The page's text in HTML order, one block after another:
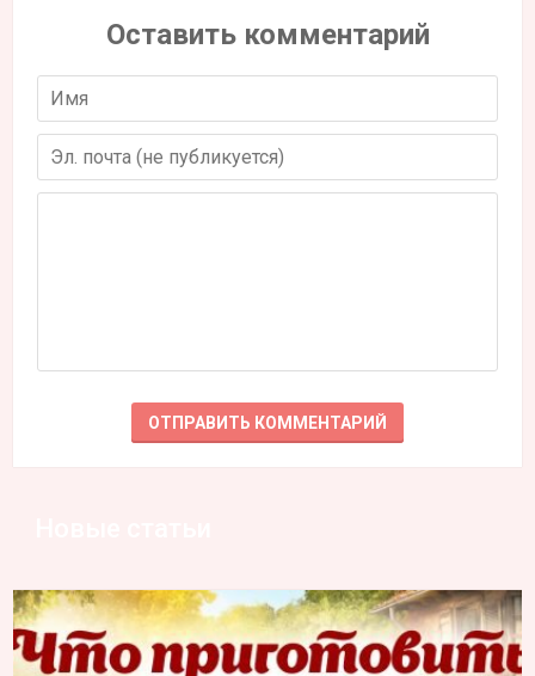
Оставить комментарий